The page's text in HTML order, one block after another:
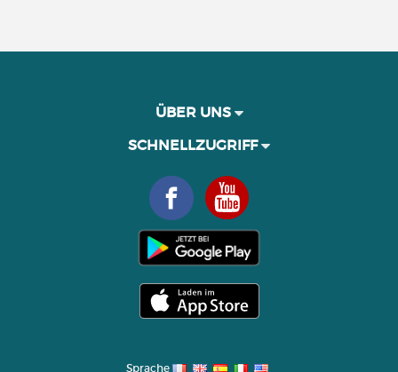
ÜBER UNS
SCHNELLZUGRIFF
Sprache